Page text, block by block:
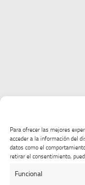
Para ofrecer las mejores
acceder a la información del
datos como el
retirar el consentimiento,
Funcional